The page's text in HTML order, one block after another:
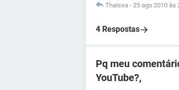
Thaissa - 25 ago 2010 às
4 Respostas
Pq meu
YouTube?,